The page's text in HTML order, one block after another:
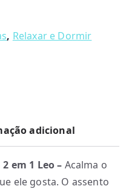
, Relaxar e Dormir
adicional
em 1 Leo – Acalma o
ele gosta. O assento